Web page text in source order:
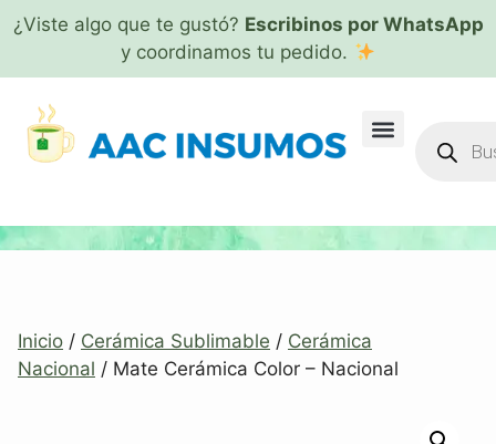
¿Viste algo que te gustó? Escribinos por WhatsApp
y coordinamos tu pedido.
Inicio / Cerámica Sublimable / Cerámica
Nacional / Mate Cerámica Color – Nacional